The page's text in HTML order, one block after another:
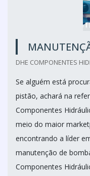
DHE COMPONENTES
Se alguém está
pistão, achará na
Componentes
meio do maior
encontrando a líder
manutenção de
Componentes